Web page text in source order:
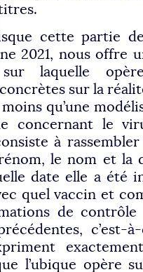
cette partie
2021, nous offre
sur laquelle
sur la
qu’une
concernant le
à
le nom et la
date elle a été
quel vaccin et
de contrôle
c’est-
l’ubique opère